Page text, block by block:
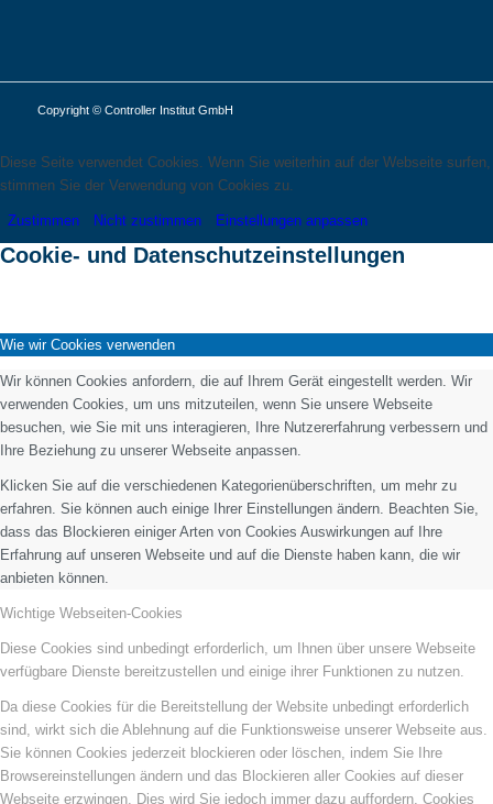
Copyright © Controller Institut GmbH
Diese Seite verwendet Cookies. Wenn Sie weiterhin auf der Webseite surfen,
stimmen Sie der Verwendung von Cookies zu.
Zustimmen Nicht zustimmen Einstellungen anpassen
Cookie- und Datenschutzeinstellungen
Wie wir Cookies verwenden
Wir können Cookies anfordern, die auf Ihrem Gerät eingestellt werden. Wir
verwenden Cookies, um uns mitzuteilen, wenn Sie unsere Webseite
besuchen, wie Sie mit uns interagieren, Ihre Nutzererfahrung verbessern und
Ihre Beziehung zu unserer Webseite anpassen.
Klicken Sie auf die verschiedenen Kategorienüberschriften, um mehr zu
erfahren. Sie können auch einige Ihrer Einstellungen ändern. Beachten Sie,
dass das Blockieren einiger Arten von Cookies Auswirkungen auf Ihre
Erfahrung auf unseren Webseite und auf die Dienste haben kann, die wir
anbieten können.
Wichtige Webseiten-Cookies
Diese Cookies sind unbedingt erforderlich, um Ihnen über unsere Webseite
verfügbare Dienste bereitzustellen und einige ihrer Funktionen zu nutzen.
Da diese Cookies für die Bereitstellung der Website unbedingt erforderlich
sind, wirkt sich die Ablehnung auf die Funktionsweise unserer Webseite aus.
Sie können Cookies jederzeit blockieren oder löschen, indem Sie Ihre
Browsereinstellungen ändern und das Blockieren aller Cookies auf dieser
Webseite erzwingen. Dies wird Sie jedoch immer dazu auffordern, Cookies